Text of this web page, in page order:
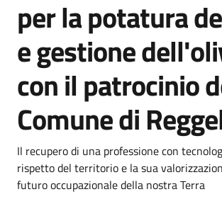
per la potatura
e gestione
con il patrocinio
Comune di
Dettagli
Descrizione breve
Il recupero di una professione con
rispetto del territorio e la sua
futuro occupazionale della nostra Terra